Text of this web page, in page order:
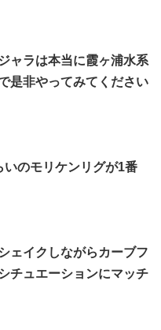
ャラは本当に霞ヶ浦水系
是非やってみてください
のモリケンリグが1番
ェイクしながらカーブフ
チュエーションにマッチ